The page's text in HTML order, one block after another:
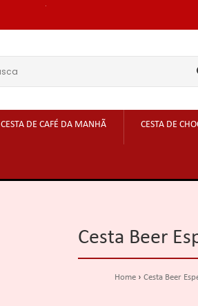
CESTA DE CAFÉ DA MANHÃ CESTA DE
Cesta Beer
Home Cesta Beer